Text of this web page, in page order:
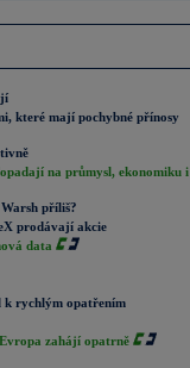
které mají pochybné přínosy
na průmysl, ekonomiku i
příliš?
prodávají akcie
data
k rychlým opatřením
zahájí opatrně